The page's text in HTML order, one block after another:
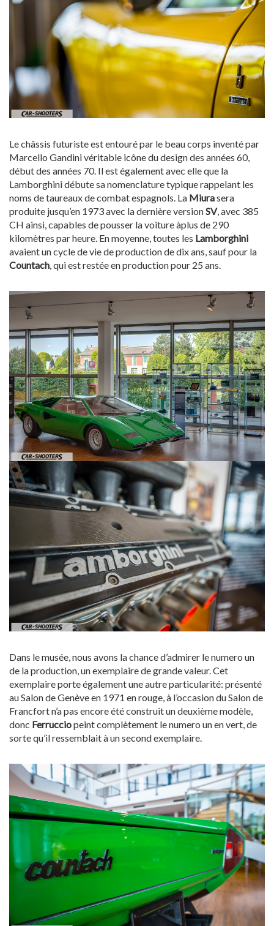
Le châssis futuriste est entouré par le beau corps inventé par
Marcello Gandini véritable icône du design des années 60,
début des années 70. Il est également avec elle que la
Lamborghini débute sa nomenclature typique rappelant les
noms de taureaux de combat espagnols. La Miurasera
produite jusqu’en 1973 avec la dernière versionSV, avec 385
CH ainsi, capables de pousser la voiture àplus de 290
kilomètres par heure. En moyenne, toutes les Lamborghini
avaient un cycle de vie de production de dix ans, sauf pour la
Countach, qui est restée en production pour 25 ans.
Dans le musée, nous avons la chance d’admirer le numero un
de la production, un exemplaire de grande valeur. Cet
exemplaire porte également une autre particularité: présenté
au Salon de Genève en 1971 en rouge, à l’occasion du Salon de
Francfort n’a pas encore été construit un deuxième modèle,
donc Ferrucciopeint complètement le numero un en vert, de
sorte qu’il ressemblait à un second exemplaire.